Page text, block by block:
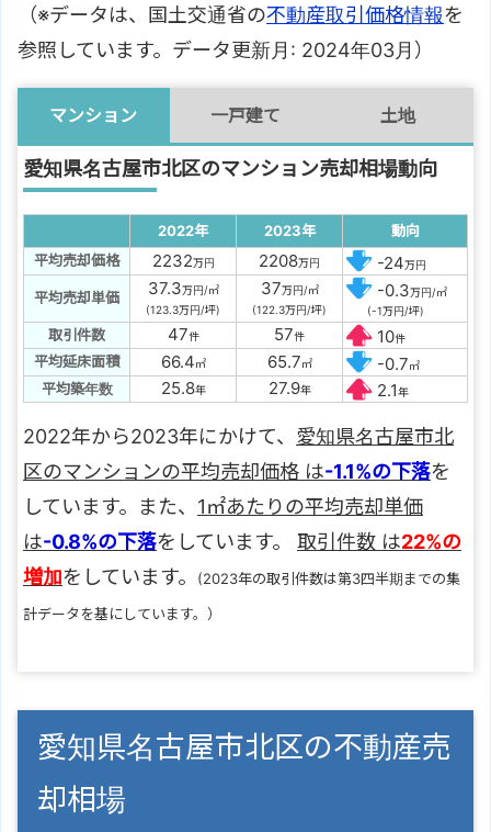
（※データは、国土交通省の不動産取引価格情報を
参照しています。データ更新月: 2024年03月）
マンション 一戸建て 土地
愛知県名古屋市北区のマンション売却相場動向
2022年 2023年
動向
平均売却価格
2232万円 2208万円 -24万円
平均売却単価 37.3万円/㎡
(123.3万円/坪)
37万円/㎡
(122.3万円/坪)
-0.3万円/㎡
(-1万円/坪)
取引件数 47件 57件 10件
平均延床面積 66.4㎡ 65.7㎡ -0.7㎡
平均築年数 25.8年 27.9年 2.1年
2022年から2023年にかけて、 愛知県名古屋市北
区のマンションの平均売却価格 は-1.1%の下落を
しています。また、 1㎡あたりの平均売却単価
は-0.8%の下落をしています。 取引件数 は22%の
増加をしています。
(2023年の取引件数は第3四半期までの集
計データを基にしています。）
愛知県名古屋市北区の不動産売
却相場